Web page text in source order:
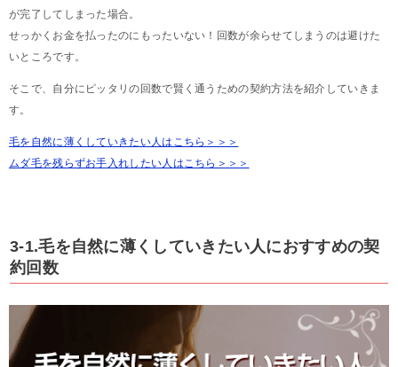
が完了してしまった場合。
せっかくお金を払ったのにもったいない！回数が余らせてしまうのは避けた
いところです。
そこで、自分にピッタリの回数で賢く通うための契約方法を紹介していきま
す。
毛を自然に薄くしていきたい人はこちら＞＞＞
ムダ毛を残らずお手入れしたい人はこちら＞＞＞
3-1.毛を自然に薄くしていきたい人におすすめの契
約回数